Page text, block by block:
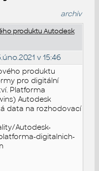
archiv
produktu Autodesk
v 15:46
produktu
pro digitální
Platforma
Autodesk
data na rozhodovací
Autodesk-
digitalnich-